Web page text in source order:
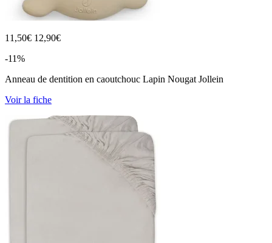
11,50€ 12,90€
-11%
Anneau de dentition en caoutchouc Lapin Nougat Jollein
Voir la fiche